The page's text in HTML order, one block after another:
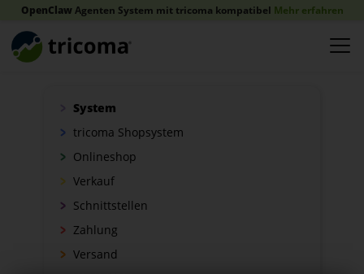
OpenClawAgenten System mit tricoma kompatibel Mehr erfahren
System
tricoma Shopsystem
Onlineshop
Verkauf
Schnittstellen
Zahlung
Versand